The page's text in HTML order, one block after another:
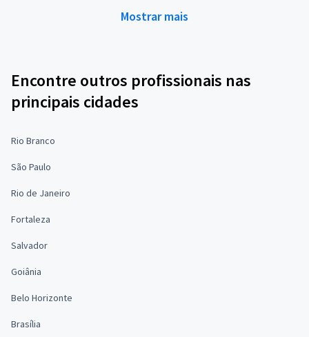
Mostrar mais
Encontre outros profissionais nas
principais cidades
Rio Branco
São Paulo
Rio de Janeiro
Fortaleza
Salvador
Goiânia
Belo Horizonte
Brasília